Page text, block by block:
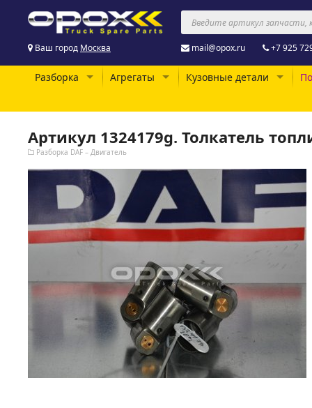
Ваш город Москва mail@opox.ru +7 925
Разборка Агрегаты Кузовные детали
Артикул 1324179g. Толкатель
Разборка DAF – Двигатель